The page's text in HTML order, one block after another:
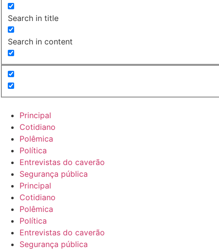
Search in title
Search in content
Principal
Cotidiano
Polêmica
Política
Entrevistas do caverão
Segurança pública
Principal
Cotidiano
Polêmica
Política
Entrevistas do caverão
Segurança pública